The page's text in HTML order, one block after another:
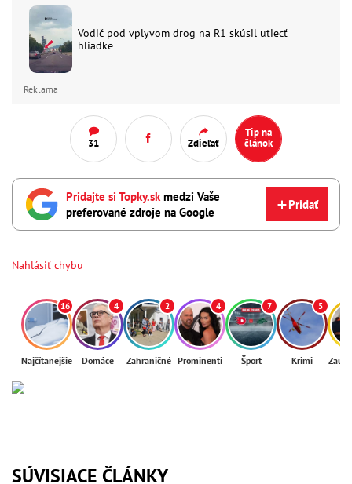
Vodič pod vplyvom drog na R1 skúsil utiecť
hliadke
Reklama
31 Zdieľať
Tip na
článok
Pridajte si Topky.sk medzi Vaše
preferované zdroje na Google
Pridať
Nahlásiť chybu
16
Najčítanejšie
4
Domáce
2
Zahraničné
4
Prominenti
7
Šport
5
Krimi
SÚVISIACE ČLÁNKY